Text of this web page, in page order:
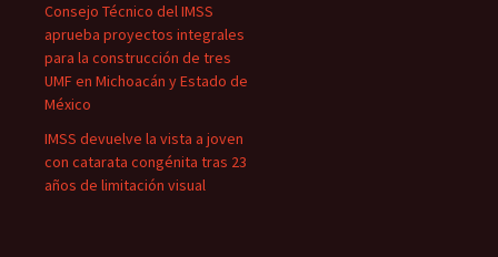
Consejo Técnico del IMSS
aprueba proyectos integrales
para la construcción de tres
UMF en Michoacán y Estado de
México
IMSS devuelve la vista a joven
con catarata congénita tras 23
años de limitación visual